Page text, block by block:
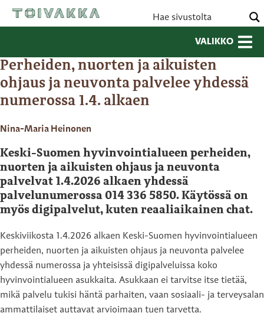
VALIKKO
Perheiden, nuorten ja aikuisten
ohjaus ja neuvonta palvelee yhdessä
numerossa 1.4. alkaen
Nina-Maria Heinonen
Keski-Suomen hyvinvointialueen perheiden,
nuorten ja aikuisten ohjaus ja neuvonta
palvelvat 1.4.2026 alkaen yhdessä
palvelunumerossa 014 336 5850. Käytössä on
myös digipalvelut, kuten reaaliaikainen chat.
Keskiviikosta 1.4.2026 alkaen Keski-Suomen hyvinvointialueen
perheiden, nuorten ja aikuisten ohjaus ja neuvonta palvelee
yhdessä numerossa ja yhteisissä digipalveluissa koko
hyvinvointialueen asukkaita. Asukkaan ei tarvitse itse tietää,
mikä palvelu tukisi häntä parhaiten, vaan sosiaali- ja terveysalan
ammattilaiset auttavat arvioimaan tuen tarvetta.